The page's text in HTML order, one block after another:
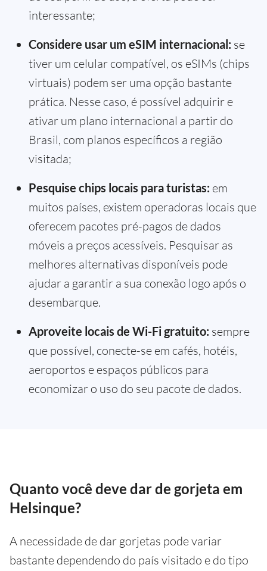
interessante;
Considere usar um eSIM internacional: se
tiver um celular compatível, os eSIMs (chips
virtuais) podem ser uma opção bastante
prática. Nesse caso, é possível adquirir e
ativar um plano internacional a partir do
Brasil, com planos específicos a região
visitada;
Pesquise chips locais para turistas: em
muitos países, existem operadoras locais que
oferecem pacotes pré-pagos de dados
móveis a preços acessíveis. Pesquisar as
melhores alternativas disponíveis pode
ajudar a garantir a sua conexão logo após o
desembarque.
Aproveite locais de Wi-Fi gratuito: sempre
que possível, conecte-se em cafés, hotéis,
aeroportos e espaços públicos para
economizar o uso do seu pacote de dados.
Quanto você deve dar de gorjeta em
Helsinque?
A necessidade de dar gorjetas pode variar
bastante dependendo do país visitado e do tipo